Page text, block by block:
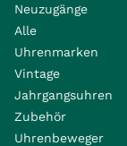
Neuzugänge
Alle
Uhrenmarken
Vintage
Jahrgangsuhren
Zubehör
Uhrenbeweger